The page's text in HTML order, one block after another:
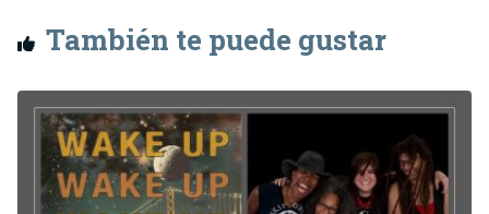
También te puede gustar